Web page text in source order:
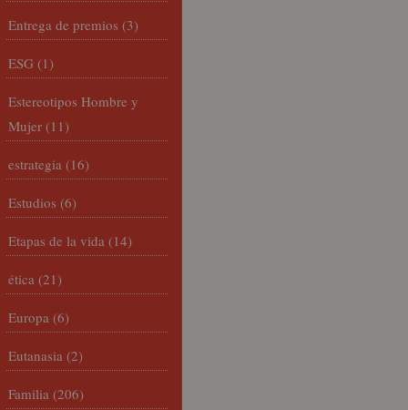
Entrega de premios (3)
ESG (1)
Estereotipos Hombre y
Mujer (11)
estrategia (16)
Estudios (6)
Etapas de la vida (14)
ética (21)
Europa (6)
Eutanasia (2)
Familia (206)